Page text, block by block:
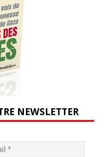
NEWSLETTER